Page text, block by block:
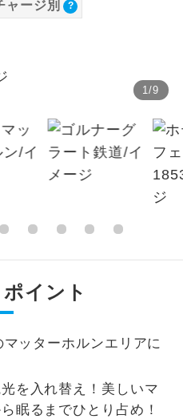
ャージ別
1/9
イント
ッターホルンエリアに
を入れ替え！美しいマ
眠るまでひとり占め！
客サービス施設使用
おりません。別途お
。料金確定後、お知
ルに露天風呂が付いていま
テルに大浴場が付いています。
はいりません。（機内食を除
てゆっくりとお召し上がりいた
気にせず、ガイドさんの説明
聞くことができます。
出発可能な個人型プランで
出発可能な個人型プランで